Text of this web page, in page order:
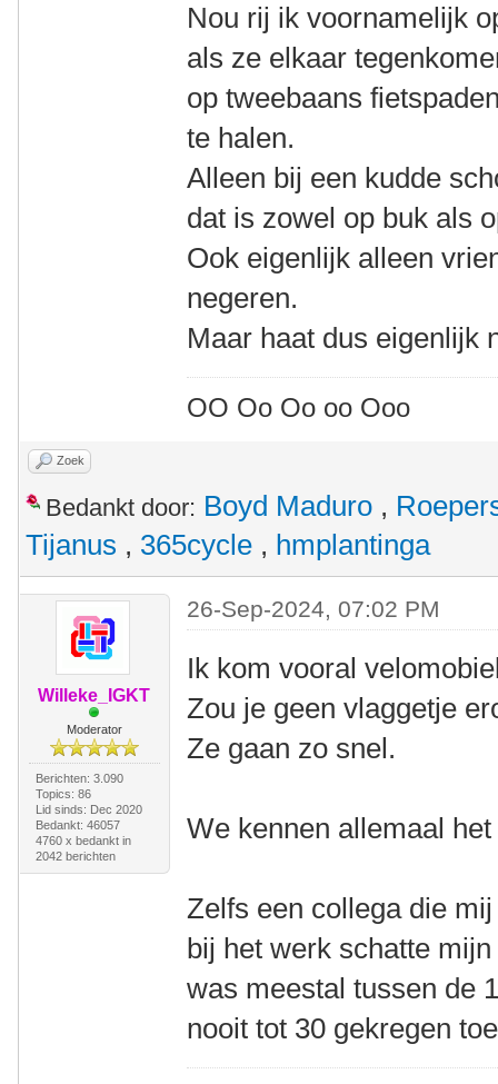
Nou rij ik voornamelijk
als ze elkaar
op tweebaans
te halen.
Alleen bij een kudde
dat is zowel op buk als
Ook eigenlijk alleen
negeren.
Maar haat dus eigenlijk
OO Oo Oo oo Ooo
Zoek
Bedankt door: Boyd Maduro ,
Tijanus , 365cycle , hmplantinga
Willeke_IGKT
Moderator
Berichten: 3.090
Topics: 86
Lid sinds: Dec 2020
Bedankt: 46057
4760 x bedankt in
2042 berichten
26-Sep-2024, 07:02 PM
Ik kom vooral
Zou je geen vlaggetje
Ze gaan zo snel.
We kennen allemaal
Zelfs een collega die
bij het werk schatte
was meestal tussen de
nooit tot 30 gekregen